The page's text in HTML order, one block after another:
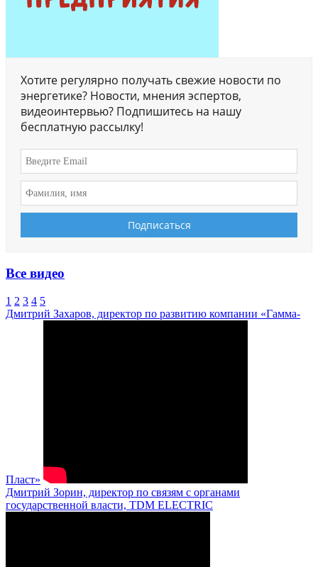
Хотите регулярно получать свежие новости по
энергетике? Новости, мнения эспертов,
видеоинтервью? Подпишитесь на нашу
бесплатную рассылку!
Все видео
1 2 3 4 5
Дмитрий Захаров, директор по развитию компании «Гамма-
Пласт»
Дмитрий Зорин, директор по связям с органами
государственной власти, TDM ELECTRIC